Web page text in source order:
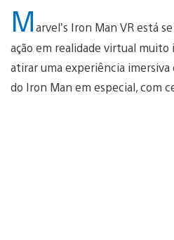
Marvel’s Iron Man VR está
ação em realidade virtual
atirar uma experiência imersiva
do Iron Man em especial, com